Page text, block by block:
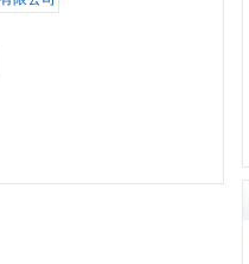
司